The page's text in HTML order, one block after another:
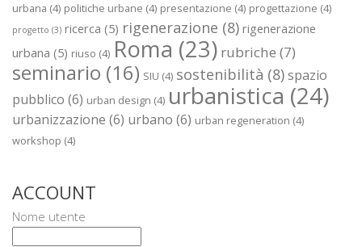
urbana (4) politiche urbane (4) presentazione (4) progettazione (4)
progetto (3) ricerca (5) rigenerazione (8) rigenerazione
urbana (5) riuso (4) Roma (23) rubriche (7)
seminario (16) SIU (4) sostenibilità (8)spazio
pubblico (6) urban design (4) urbanistica (24)
urbanizzazione (6) urbano (6) urban regeneration (4)
workshop (4)
ACCOUNT
Nome utente